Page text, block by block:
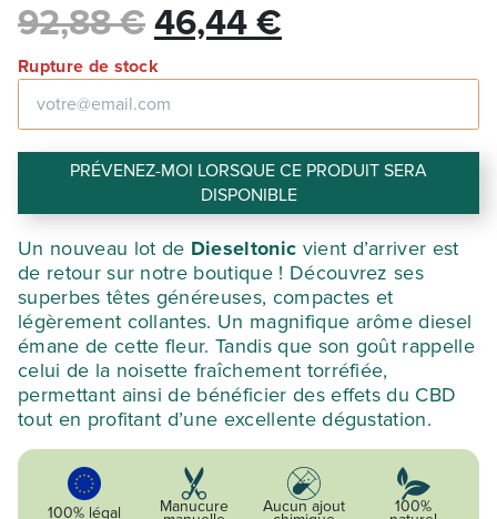
92,88€ Le
prix
initial
était :
92,88 €.
46,44 €
est :
46,44 €.
Rupture de stock
PRÉVENEZ-MOI LORSQUE CE PRODUIT SERA
DISPONIBLE
Un nouveau lot de Dieseltonic vient d’arriver est
de retour sur notre boutique ! Découvrez ses
superbes têtes généreuses, compactes et
légèrement collantes. Un magnifique arôme diesel
émane de cette fleur. Tandis que son goût rappelle
celui de la noisette fraîchement torréfiée,
permettant ainsi de bénéficier des effets du CBD
tout en profitant d’une excellente dégustation.
100% légal Manucure Aucun ajout 100%